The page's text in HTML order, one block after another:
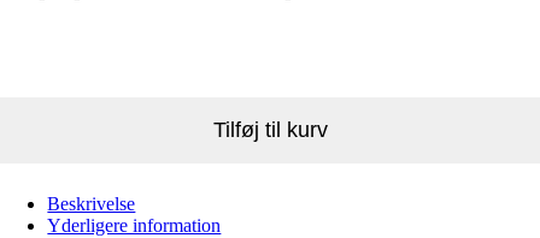
Tilføj til kurv
Beskrivelse
Yderligere information